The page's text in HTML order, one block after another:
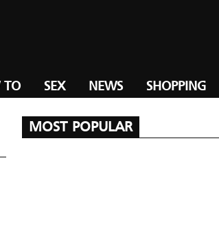
SEX NEWS SHOPPING
MOST POPULAR